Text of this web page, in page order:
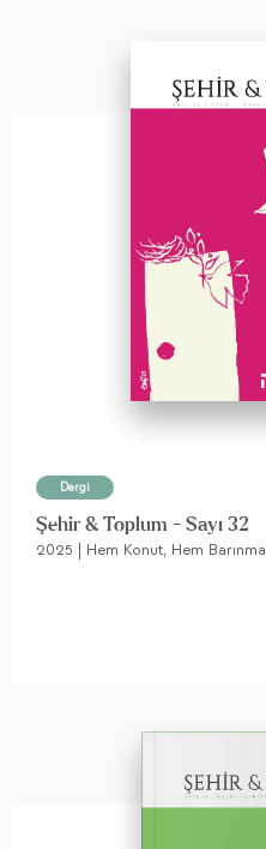
Dergi
Şehir & Toplum - Sayı 32
2025 | Hem Konut, Hem Barınma